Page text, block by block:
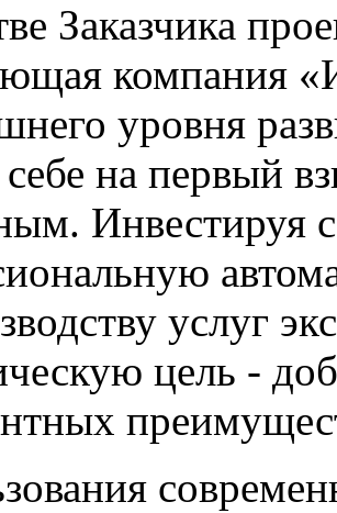
Заказчика
компания
уровня
на первый
Инвестируя
услуг
цель -